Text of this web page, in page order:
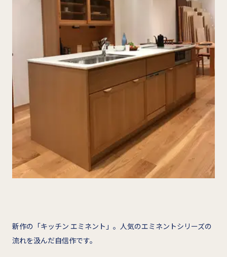
新作の「キッチン エミネント」。人気のエミネントシリーズの
流れを汲んだ自信作です。